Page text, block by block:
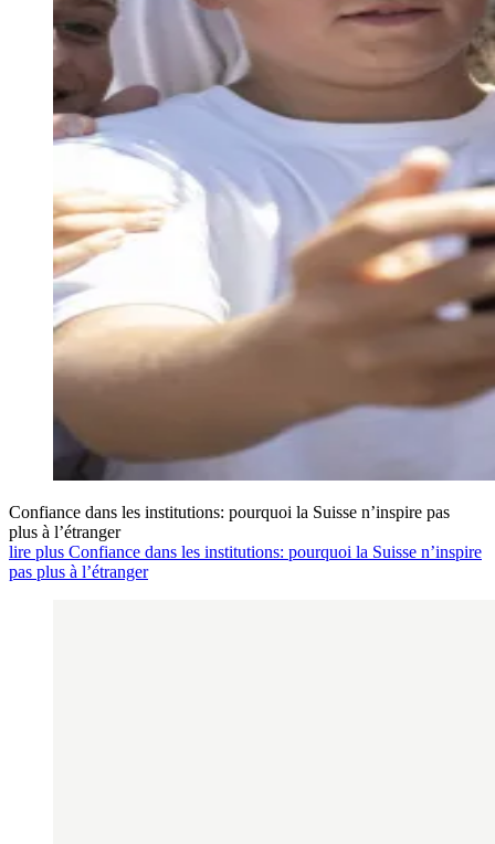
Confiance dans les institutions: pourquoi la Suisse n’inspire pas
plus à l’étranger
lire plus Confiance dans les institutions: pourquoi la Suisse n’inspire
pas plus à l’étranger